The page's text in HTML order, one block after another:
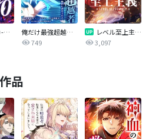
最強のレベル0 -解析スキルで完全無双-【タテヨミ】
俺だけ最強超越者～全世界のチート師匠に認められた～【単行本】
749
レベル至上主義【タテヨミ】
3,097
品